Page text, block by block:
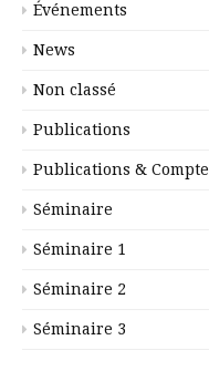
Événements
News
Non classé
Publications
Publications &
Séminaire
Séminaire 1
Séminaire 2
Séminaire 3